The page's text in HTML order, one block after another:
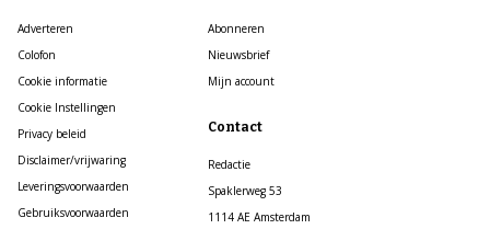
Adverteren
Colofon
Cookie informatie
Cookie Instellingen
Privacy beleid
Disclaimer/vrijwaring
Leveringsvoorwaarden
Gebruiksvoorwaarden
Abonneren
Nieuwsbrief
Mijn account
Contact
Redactie
Spaklerweg 53
1114 AE Amsterdam